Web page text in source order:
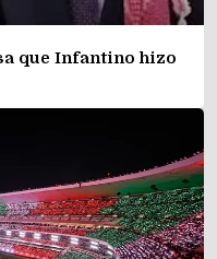
que Infantino hizo